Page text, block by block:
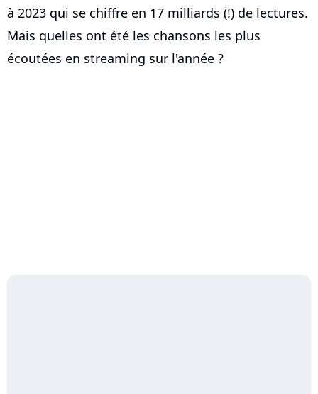
à 2023 qui se chiffre en 17 milliards (!) de lectures.
Mais quelles ont été les chansons les plus
écoutées en streaming sur l'année ?